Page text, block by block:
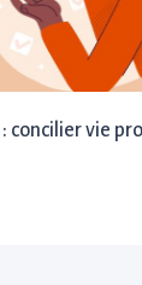
concilier vie